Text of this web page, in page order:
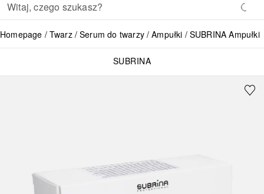
Homepage Twarz Serum do twarzy Ampułki SUBRINA Ampułki
SUBRINA